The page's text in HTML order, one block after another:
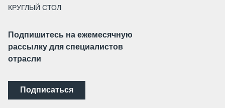
КРУГЛЫЙ СТОЛ
Подпишитесь на ежемесячную
рассылку для специалистов
отрасли
Подписаться